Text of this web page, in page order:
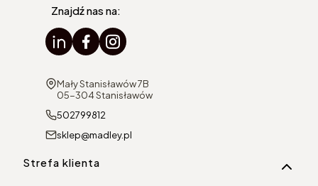
Znajdź nas na:
Adres:
Mały Stanisławów 7B
05-304 Stanisławów
502799812
sklep@madley.pl
Linki w stopce
Strefa klienta